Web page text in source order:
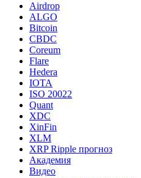
Airdrop
ALGO
Bitcoin
CBDC
Coreum
Flare
Hedera
IOTA
ISO 20022
Quant
XDC
XinFin
XLM
XRP Ripple прогноз
Академия
Видео